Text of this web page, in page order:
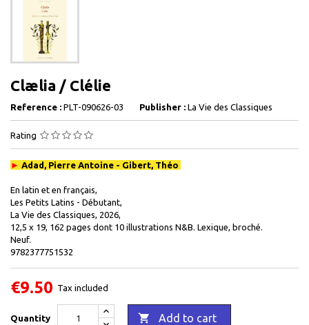
Clælia / Clélie
Reference : PLT-090626-03 Publisher : La Vie des Classiques
Rating
► Adad, Pierre Antoine - Gibert, Théo
En latin et en français,
Les Petits Latins - Débutant,
La Vie des Classiques, 2026,
12,5 x 19, 162 pages dont 10 illustrations N&B. Lexique, broché.
Neuf.
9782377751532
€9.50 Tax included
Quantity  Add to cart